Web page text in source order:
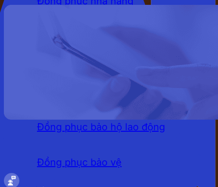
Đồng phục khách sạn
Đồng phục quán cafe
Đồng phục bảo hộ lao động
Đồng phục bảo vệ